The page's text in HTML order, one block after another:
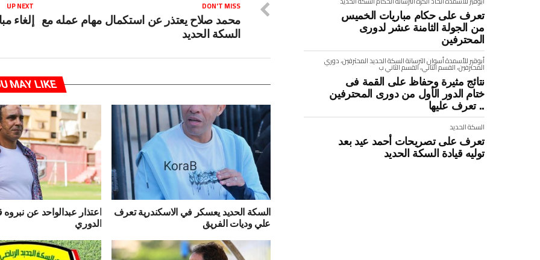
تعرف على حكام مباريات الخميس
من الجولة الثامنة عشر لدورى
المحترفين
أبوقير للأسمدةأسوانالترسانةالسكة الحديدالمحترفين، دوري
المحترفين، القسم الثاني، القسم الثاني ب
نتائج مثيرة وحفاظ على القمة فى
ختام الدور الأول من دورى المحترفين
.. تعرف عليها
السكة الحديد
تعرف على تصريحات أحمد عيد بعد
توليه قيادة السكة الحديد
UP NEXT
إلغاء
DON'T MISS
محمد صلاح يعتذر عن استكمال مهام عمله مع
السكة الحديد
MAY LIKE
السكة الحديد يعسكر في الاسكندرية تعرف
علي وديات الفريق
اعتذار عبدالواحد عن
الدوري